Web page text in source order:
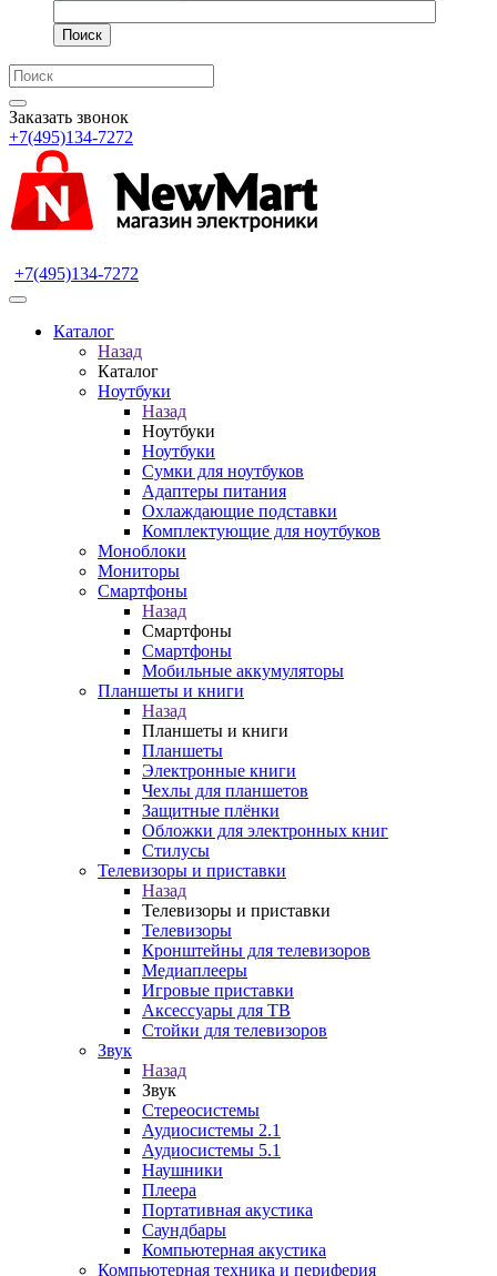
Поиск
Заказать звонок
+7(495)134-7272
+7(495)134-7272
Каталог
Назад
Каталог
Ноутбуки
Назад
Ноутбуки
Ноутбуки
Сумки для ноутбуков
Адаптеры питания
Охлаждающие подставки
Комплектующие для ноутбуков
Моноблоки
Мониторы
Смартфоны
Назад
Смартфоны
Смартфоны
Мобильные аккумуляторы
Планшеты и книги
Назад
Планшеты и книги
Планшеты
Электронные книги
Чехлы для планшетов
Защитные плёнки
Обложки для электронных книг
Стилусы
Телевизоры и приставки
Назад
Телевизоры и приставки
Телевизоры
Кронштейны для телевизоров
Медиаплееры
Игровые приставки
Аксессуары для ТВ
Стойки для телевизоров
Звук
Назад
Звук
Стереосистемы
Аудиосистемы 2.1
Аудиосистемы 5.1
Наушники
Плеера
Портативная акустика
Саундбары
Компьютерная акустика
Компьютерная техника и периферия